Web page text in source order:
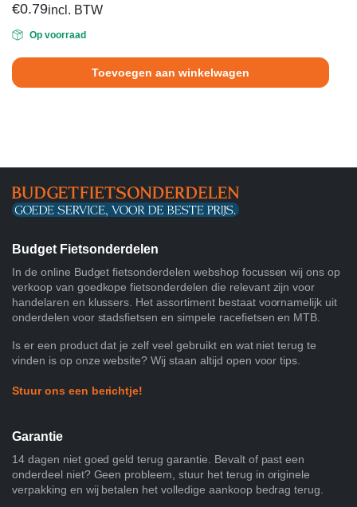
€0.79incl. BTW
Op voorraad
Toevoegen aan winkelwagen
Budget Fietsonderdelen
In de online Budget fietsonderdelen webshop focussen wij ons op
verkoop van goedkope fietsonderdelen die relevant zijn voor
handelaren en klussers. Het assortiment bestaat voornamelijk uit
onderdelen voor stadsfietsen en simpele racefietsen en MTB.
Is er een product dat je zelf veel gebruikt en wat niet terug te
vinden is op onze website? Wij staan altijd open voor tips.
Stuur ons een berichtje!
Garantie
14 dagen niet goed geld terug garantie. Bevalt of past een
onderdeel niet? Geen probleem, stuur het terug in originele
verpakking en wij betalen het volledige aankoop bedrag terug.